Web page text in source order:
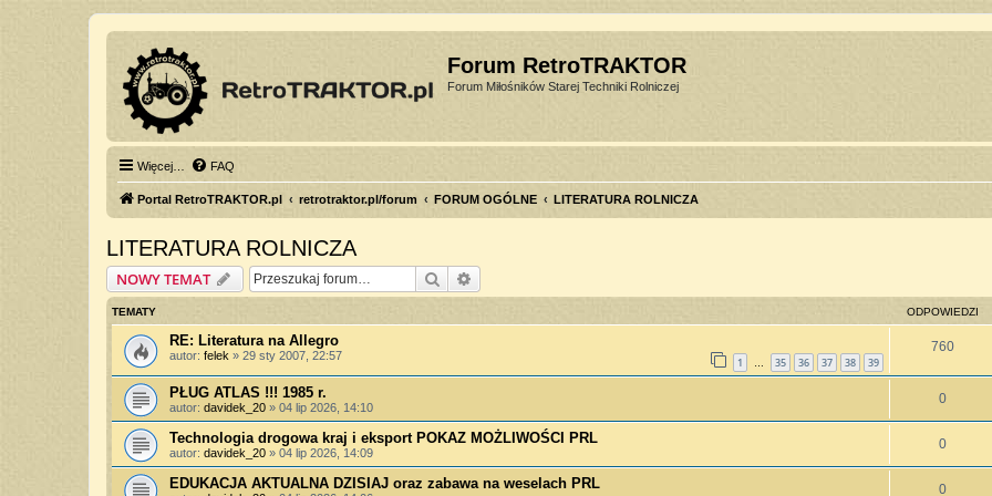
Forum RetroTRAKTOR
Forum Miłośników Starej Techniki Rolniczej
Więcej… FAQ
Portal RetroTRAKTOR.pl retrotraktor.pl/forum FORUM OGÓLNE LITERATURA ROLNICZA
LITERATURA ROLNICZA
NOWY TEMAT Szukaj
TEMATY ODPOWIEDZI
RE: Literatura na Allegro
autor: felek » 29 sty 2007, 22:57 1 … 35 36 37 38 39
760
PŁUG ATLAS !!! 1985 r.
autor: davidek_20 » 04 lip 2026, 14:10
0
Technologia drogowa kraj i eksport POKAZ MOŻLIWOŚCI PRL
autor: davidek_20 » 04 lip 2026, 14:09
0
EDUKACJA AKTUALNA DZISIAJ oraz zabawa na weselach PRL 0